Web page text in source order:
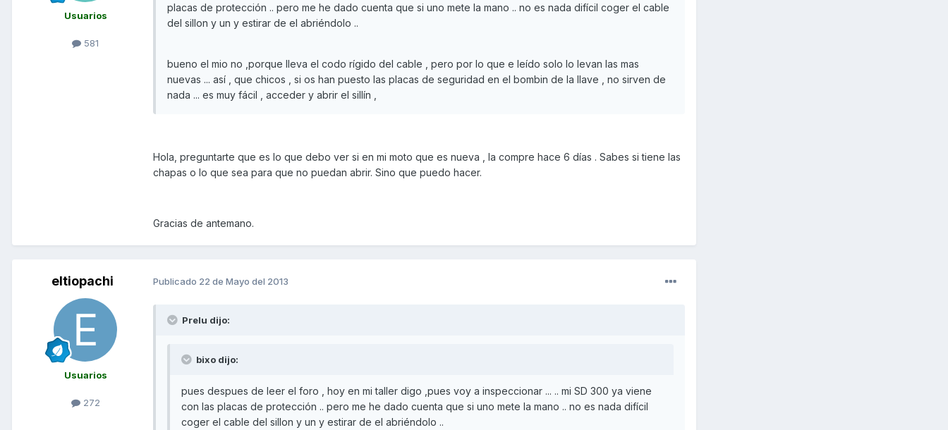
Usuarios
581
placas de protección .. pero me he dado cuenta que si uno mete la mano .. no es nada difícil coger el cable
del sillon y un y estirar de el abriéndolo ..
bueno el mio no ,porque lleva el codo rígido del cable , pero por lo que e leído solo lo levan las mas
nuevas ... así , que chicos , si os han puesto las placas de seguridad en el bombin de la llave , no sirven de
nada ... es muy fácil , acceder y abrir el sillín ,
Hola, preguntarte que es lo que debo ver si en mi moto que es nueva , la compre hace 6 días . Sabes si tiene las
chapas o lo que sea para que no puedan abrir. Sino que puedo hacer.
Gracias de antemano.
eltiopachi
Usuarios
272
Publicado 22 de Mayo del 2013
Prelu dijo:
bixo dijo:
pues despues de leer el foro , hoy en mi taller digo ,pues voy a inspeccionar ... .. mi SD 300 ya viene
con las placas de protección .. pero me he dado cuenta que si uno mete la mano .. no es nada difícil
coger el cable del sillon y un y estirar de el abriéndolo ..